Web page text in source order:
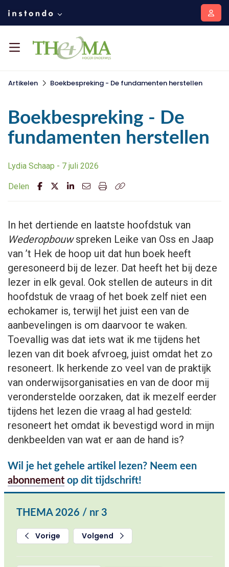
Artikelen Boekbespreking - De fundamenten herstellen
Boekbespreking - De
fundamenten herstellen
Lydia Schaap - 7 juli 2026
Delen
In het dertiende en laatste hoofdstuk van
Wederopbouwspreken Leike van Oss en Jaap
van ’t Hek de hoop uit dat hun boek heeft
geresoneerd bij de lezer. Dat heeft het bij deze
lezer in elk geval. Ook stellen de auteurs in dit
hoofdstuk de vraag of het boek zelf niet een
echokamer is, terwijl het juist een van de
aanbevelingen is om daarvoor te waken.
Toevallig was dat iets wat ik me tijdens het
lezen van dit boek afvroeg, juist omdat het zo
resoneert. Ik herkende zo veel van de praktijk
van onderwijsorganisaties en van de door mij
veronderstelde oorzaken, dat ik mezelf eerder
tijdens het lezen die vraag al had gesteld:
resoneert het omdat ik bevestigd word in mijn
denkbeelden van wat er aan de hand is?
Wil je het gehele artikel lezen? Neem een
abonnement op dit tijdschrift!
THEMA 2026 / nr 3
Vorige Volgend